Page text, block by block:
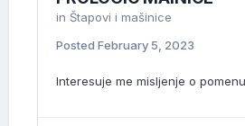
in Štapovi i mašinice
Posted February 5, 2023
Interesuje me misljenje o